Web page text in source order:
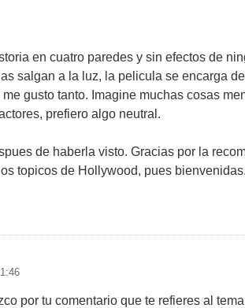
en cuatro paredes y sin efectos de
salgan a la luz, la pelicula se encarga
gusto tanto. Imagine muchas cosas
prefiero algo neutral.
de haberla visto. Gracias por la
topicos de Hollywood, pues
por tu comentario que te refieres al